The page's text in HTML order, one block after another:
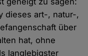
dieses art-, natur-,
über
hat, ohne
langlebigster